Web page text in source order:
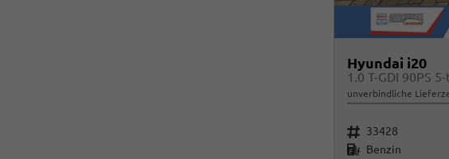
Hyundai i20
unverbindliche
Fahrzeugnr. 33428
Kraftstoff Benzin